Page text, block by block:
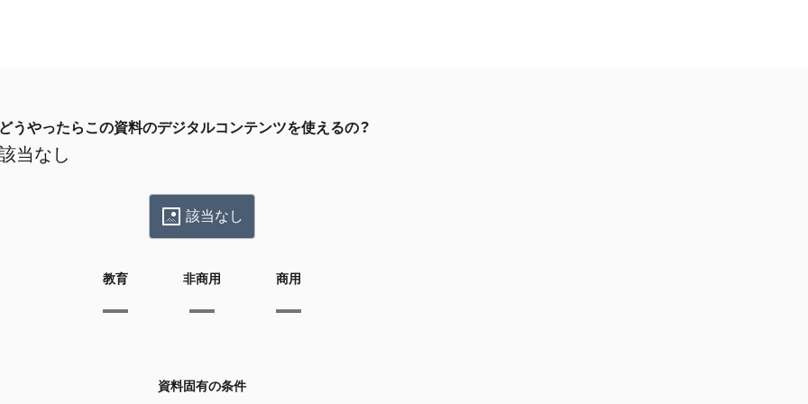
どうやったらこの資料のデジタルコンテンツを使えるの？
当なし
該当なし
教育 非商用 商用
資料固有の条件